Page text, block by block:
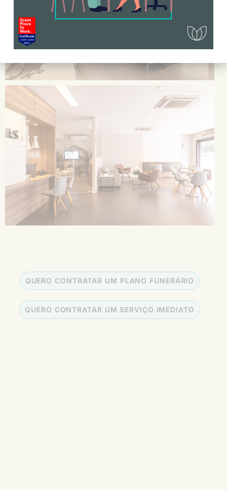
QUERO CONTRATAR UM PLANO FUNERÁRIO
QUERO CONTRATAR UM SERVIÇO IMEDIATO